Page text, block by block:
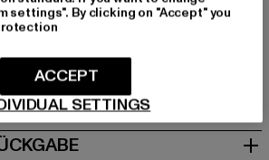
PASSFORM
settings". By clicking on "Accept" you
SETTINGS
ACCEPT